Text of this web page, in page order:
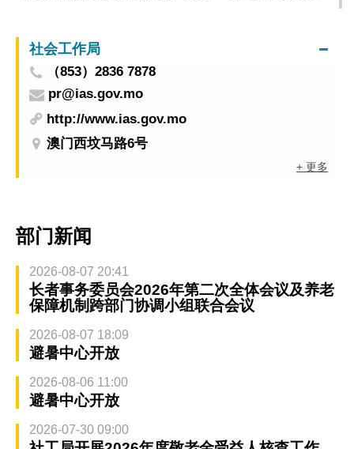
社会工作局
（853）2836 7878
pr@ias.gov.mo
http://www.ias.gov.mo
澳门西坟马路6号
+ 更多
部门新闻
2026-08-07 20:41
长者事务委员会2026年第二次全体会议及养老
保障机制跨部门协调小组联合会议
2026-08-07 18:09
避暑中心开放
2026-08-06 11:00
避暑中心开放
2026-07-30 09:00